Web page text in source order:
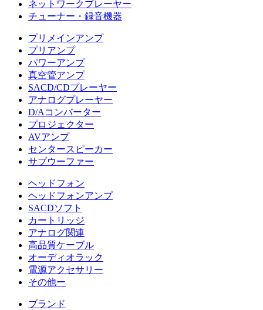
ネットワークプレーヤー
チューナー・録音機器
プリメインアンプ
プリアンプ
パワーアンプ
真空管アンプ
SACD/CDプレーヤー
アナログプレーヤー
D/Aコンバーター
プロジェクター
AVアンプ
センタースピーカー
サブウーファー
ヘッドフォン
ヘッドフォンアンプ
SACDソフト
カートリッジ
アナログ関連
高品質ケーブル
オーディオラック
電源アクセサリー
その他ー
ブランド